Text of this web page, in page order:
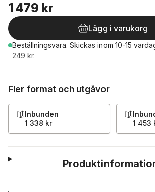
1 479 kr
Lägg i varukorg
Beställningsvara. Skickas inom 10-15
249 kr.
Fler format och utgåvor
Inbunden
1 338 kr
1 453